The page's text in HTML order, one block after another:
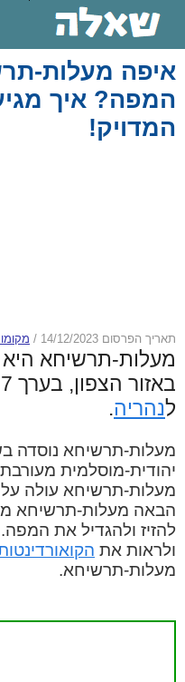
איפה מעלות-
המפה? איך
המדויק!
תאריך הפרסום 14/12/2023 /
מעלות-תרשיחא
לנהריה.
יהודית-מוסלמית
הבאה מעלות-תרשיחא
להזיז ולהגדיל את
ולראות את
מעלות-תרשיחא.